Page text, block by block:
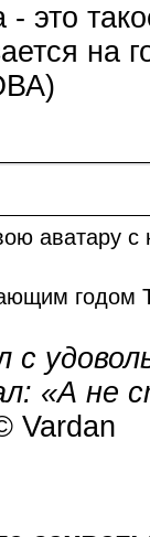
- это
на
аватару
годом
с
«А не
Vardan